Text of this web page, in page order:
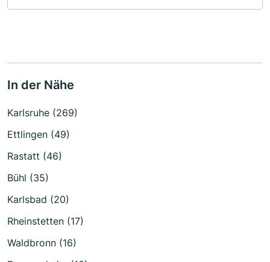
In der Nähe
Karlsruhe (269)
Ettlingen (49)
Rastatt (46)
Bühl (35)
Karlsbad (20)
Rheinstetten (17)
Waldbronn (16)